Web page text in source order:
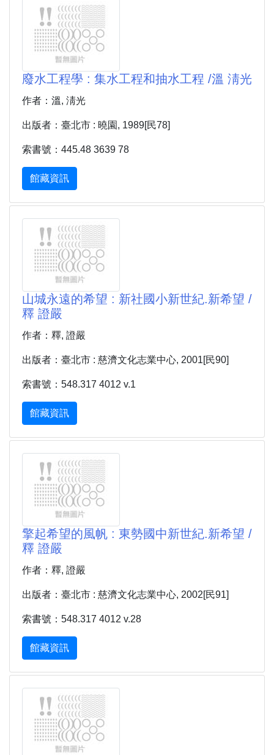
廢水工程學 : 集水工程和抽水工程 /溫 淸光
作者：溫, 淸光
出版者：臺北市 : 曉園, 1989[民78]
索書號：445.48 3639 78
館藏資訊
山城永遠的希望 : 新社國小新世紀.新希望 /
釋 證嚴
作者：釋, 證嚴
出版者：臺北市 : 慈濟文化志業中心, 2001[民90]
索書號：548.317 4012 v.1
館藏資訊
擎起希望的風帆 : 東勢國中新世紀.新希望 /
釋 證嚴
作者：釋, 證嚴
出版者：臺北市 : 慈濟文化志業中心, 2002[民91]
索書號：548.317 4012 v.28
館藏資訊